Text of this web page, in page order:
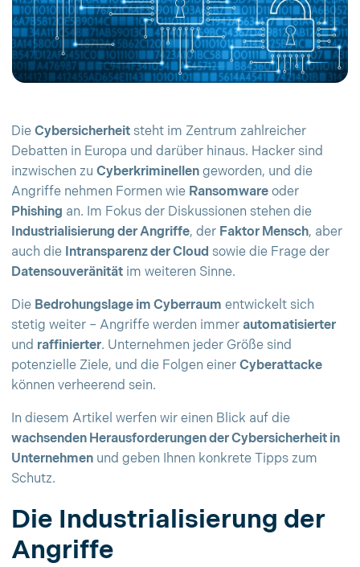
Die Cybersicherheit steht im Zentrum zahlreicher
Debatten in Europa und darüber hinaus. Hacker sind
inzwischen zu Cyberkriminellen geworden, und die
Angriffe nehmen Formen wie Ransomware oder
Phishing an. Im Fokus der Diskussionen stehen die
Industrialisierung der Angriffe, der Faktor Mensch, aber
auch die Intransparenz der Cloud sowie die Frage der
Datensouveränität im weiteren Sinne.
Die Bedrohungslage im Cyberraum entwickelt sich
stetig weiter – Angriffe werden immer automatisierter
und raffinierter. Unternehmen jeder Größe sind
potenzielle Ziele, und die Folgen einer Cyberattacke
können verheerend sein.
In diesem Artikel werfen wir einen Blick auf die
wachsenden Herausforderungen der Cybersicherheit in
Unternehmen und geben Ihnen konkrete Tipps zum
Schutz.
Die Industrialisierung der
Angriffe